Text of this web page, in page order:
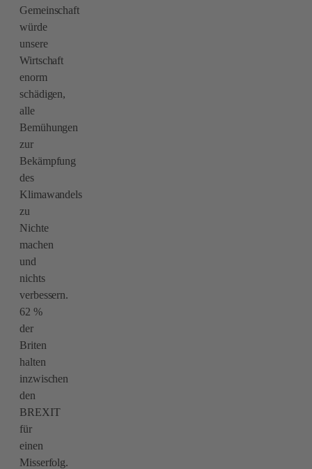
Gemeinschaft
würde
unsere
Wirtschaft
enorm
schädigen,
alle
Bemühungen
zur
Bekämpfung
des
Klimawandels
zu
Nichte
machen
und
nichts
verbessern.
62 %
der
Briten
halten
inzwischen
den
BREXIT
für
einen
Misserfolg.